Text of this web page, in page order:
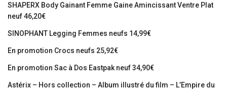
SHAPERX Body Gainant Femme Gaine Amincissant Ventre Plat
neuf 46,20€
SINOPHANT Legging Femmes neufs 14,99€
En promotion Crocs neufs 25,92€
En promotion Sac à Dos Eastpak neuf 34,90€
Astérix – Hors collection – Album illustré du film – L’Empire du